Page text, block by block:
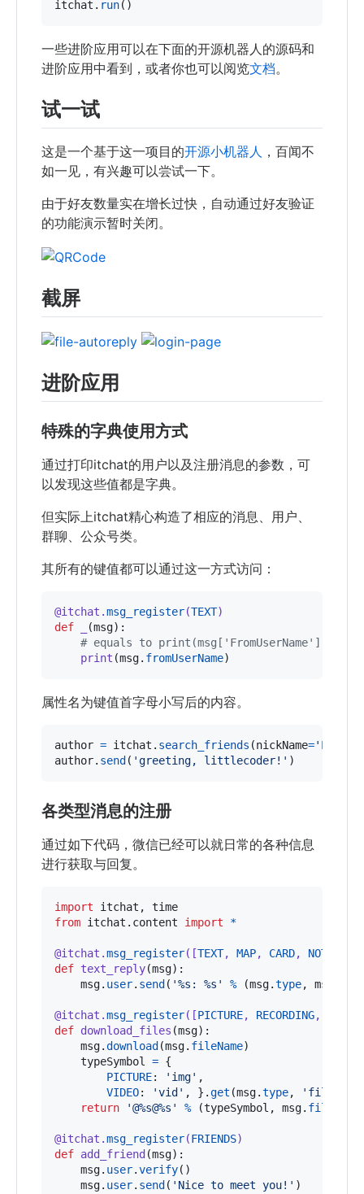
itchat . run()
一些进阶应用可以在下面的开源机器人的源码和
进阶应用中看到，或者你也可以阅览文档。
试一试
这是一个基于这一项目的开源小机器人 ，百闻不
如一见，有兴趣可以尝试一下。
由于好友数量实在增长过快，自动通过好友验证
的功能演示暂时关闭。
截屏
进阶应用
特殊的字典使用方式
通过打印itchat的用户以及注册消息的参数，可
以发现这些值都是字典。
但实际上itchat精心构造了相应的消息、用户、
群聊、公众号类。
其所有的键值都可以通过这一方式访问：
@itchat .msg_register(TEXT)
def
(msg):
# equals to print(msg['FromUserName'])
print (msg. fromUserName)
属性名为键值首字母小写后的内容。
author = itchat . search_friends (nickName=
author. send ( 'greeting, littlecoder!' )
各类型消息的注册
通过如下代码，微信已经可以就日常的各种信息
进行获取与回复。
import itchat , time
from itchat . content import *
@itchat .msg_register([TEXT, MAP, CARD, NOTE
def text_reply(msg):
msg. user. send ( '%s: %s' % (msg.type, msg
@itchat .msg_register([PICTURE, RECORDING,
def download_files (msg):
msg.download (msg. fileName)
typeSymbol
= {
PICTURE: 'img' ,
VIDEO: 'vid' , }.get (msg.type, 'fil'
return
'@%s@%s' % (typeSymbol , msg. fileName
@itchat .msg_register(FRIENDS)
def add_friend (msg):
msg. user.verify()
msg. user. send ( 'Nice to meet you!' )